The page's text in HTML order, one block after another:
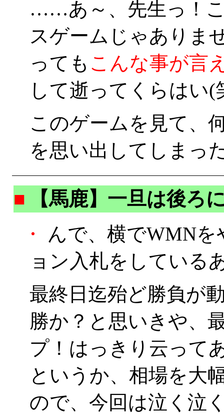
……あ～、先生っ！
スゲームじゃありま
っても こんな事が言
して逝ってくらはい(
このゲームを見て、
を思い出してしまっ
■
【馬鹿】一旦は後ろ
・
んで、横でWMN
ョン入札をしている
最終日迄殆ど勝負が
勝か？と思いきや、
プ！はっきり云っ
というか、相場を大
ので、今回は泣く泣